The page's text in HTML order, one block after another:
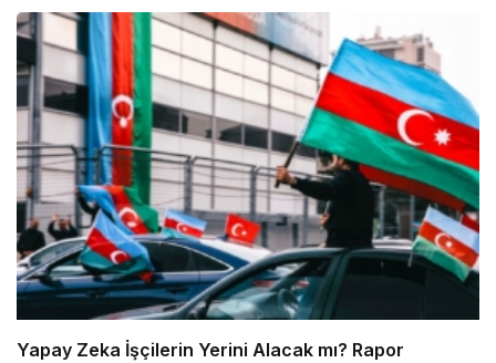
Yapay Zeka İşçilerin Yerini Alacak mı? Rapor